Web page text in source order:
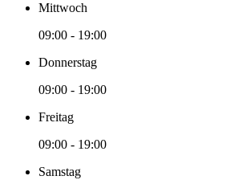
Mittwoch
09:00 - 19:00
Donnerstag
09:00 - 19:00
Freitag
09:00 - 19:00
Samstag